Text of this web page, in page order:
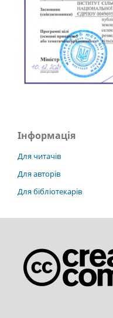
Інформація
Для читачів
Для авторів
Для бібліотекарів